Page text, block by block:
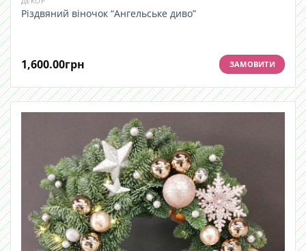
Різдвяний віночок “Ангельське диво”
1,600.00грн ЗАМОВИТИ